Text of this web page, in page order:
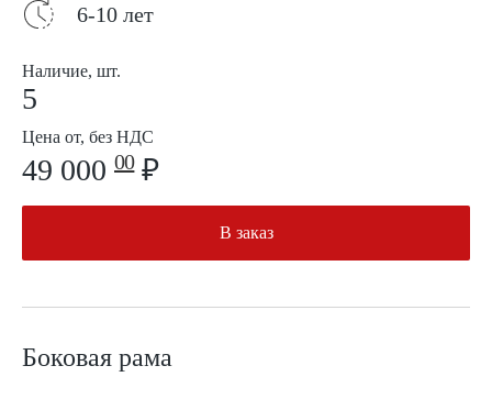
6-10 лет
Наличие, шт.
5
Цена от, без НДС
49 000 00₽
В заказ
Боковая рама